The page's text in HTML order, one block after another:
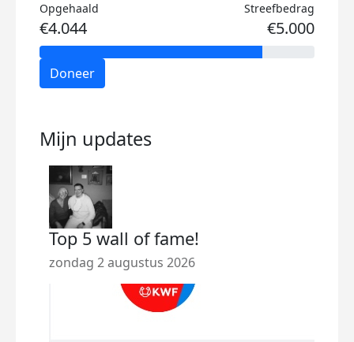
Opgehaald
€4.044
Streefbedrag
€5.000
Doneer
Mijn updates
Top 5 wall of fame!
zondag 2 augustus 2026